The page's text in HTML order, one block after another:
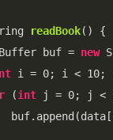
readBook()
{
buf =
new
i = 0; i < 10;
(int j = 0; j <